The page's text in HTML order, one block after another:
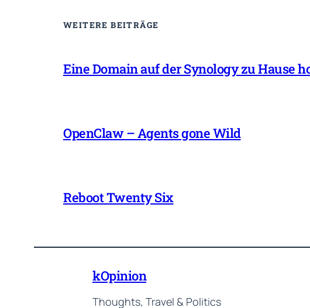
WEITERE BEITRÄGE
Eine Domain auf der Synology zu Hause
OpenClaw – Agents gone Wild
Reboot Twenty Six
kOpinion
Thoughts, Travel & Politics